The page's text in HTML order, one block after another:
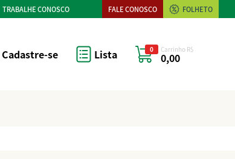
TRABALHE CONOSCO FALE CONOSCO FOLHETO
Cadastre-se Lista 0 Carrinho R$
0,00